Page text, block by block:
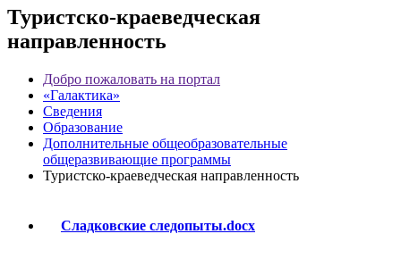
Туристско-краеведческая
направленность
Добро пожаловать на портал
«Галактика»
Сведения
Образование
Дополнительные общеобразовательные
общеразвивающие программы
Туристско-краеведческая направленность
Сладковские следопыты.docx